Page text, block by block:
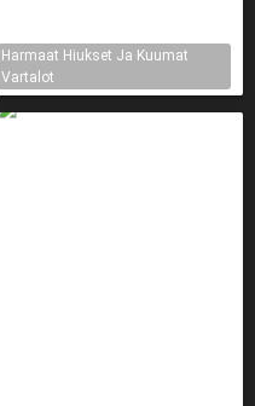
Harmaat Hiukset Ja Kuumat
Vartalot